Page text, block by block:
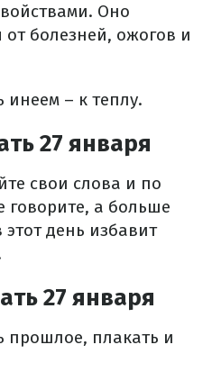
Оно
от болезней, ожогов и
инеем – к теплу.
27 января
свои слова и по
говорите, а больше
день избавит
27 января
прошлое, плакать и